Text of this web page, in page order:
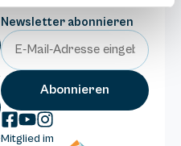
Newsletter abonnieren
Mitglied im